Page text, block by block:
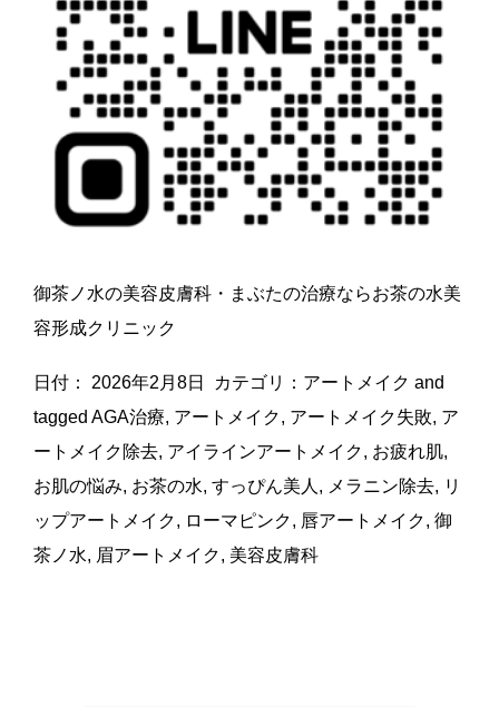
御茶ノ水の美容皮膚科・まぶたの治療ならお茶の水美
容形成クリニック
日付： 2026年2月8日 カテゴリ： アートメイク and
tagged AGA治療, アートメイク, アートメイク失敗, ア
ートメイク除去, アイラインアートメイク, お疲れ肌,
お肌の悩み, お茶の水, すっぴん美人 , メラニン除去, リ
ップアートメイク, ローマピンク, 唇アートメイク, 御
茶ノ水, 眉アートメイク, 美容皮膚科